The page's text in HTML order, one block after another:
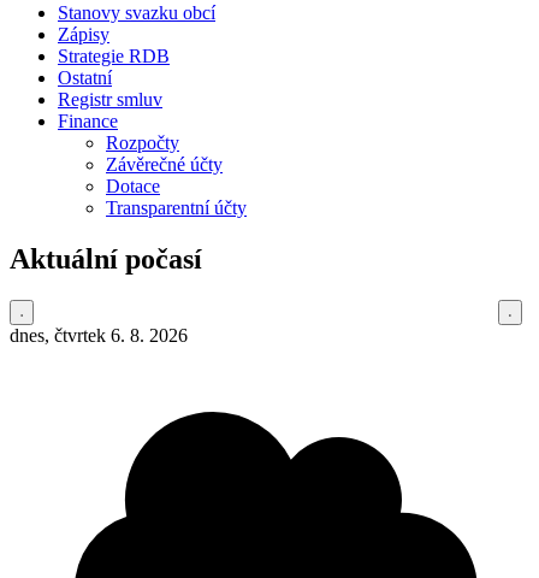
Stanovy svazku obcí
Zápisy
Strategie RDB
Ostatní
Registr smluv
Finance
Rozpočty
Závěrečné účty
Dotace
Transparentní účty
Aktuální počasí
dnes, čtvrtek 6. 8. 2026